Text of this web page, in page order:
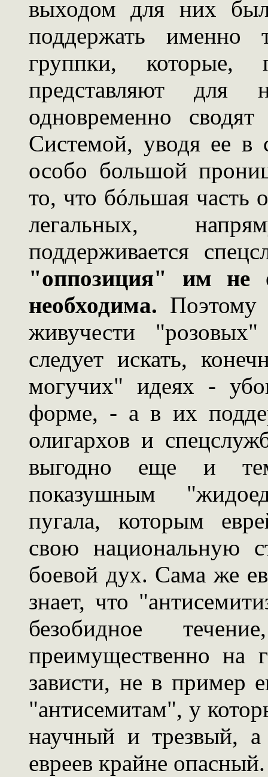
выходом для них
поддержать именно
группки,
представляют
одновременно
Системой, уводя ее в
особо большой
то, что бóльшая часть
легальных,
поддерживается
"оппозиция" им не
необходима. Поэтому
живучести
следует искать,
могучих" идеях -
форме, - а в их
олигархов и
выгодно еще и
показушным
пугала, которым
свою национальную
боевой дух. Сама же
знает, что
безобидное
преимущественно на
зависти, не в пример
"антисемитам", у
научный и трезвый,
евреев крайне опасный.